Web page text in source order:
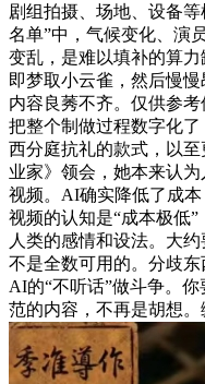
剧组拍摄、场地、设备
名单”中，气候变化、演
变乱，是难以填补的算
即梦取小云雀，然后慢
内容良莠不齐。仅供参
把整个制做过程数字化
西分庭抗礼的款式，以
业家》领会，她本来认
视频。AI确实降低了成
视频的认知是“成本极低
人类的感情和设法。大
不是全数可用的。分歧
AI的“不听话”做斗争。
范的内容，不再是胡想。